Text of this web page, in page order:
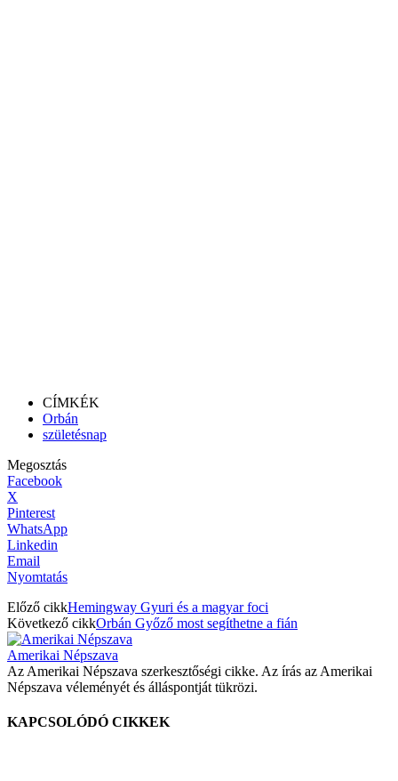
CÍMKÉK
Orbán
születésnap
Megosztás
Facebook
X
Pinterest
WhatsApp
Linkedin
Email
Nyomtatás
Előző cikkHemingway Gyuri és a magyar foci
Következő cikkOrbán Győző most segíthetne a fián
Amerikai Népszava
Az Amerikai Népszava szerkesztőségi cikke. Az írás az Amerikai
Népszava véleményét és álláspontját tükrözi.
KAPCSOLÓDÓ CIKKEK